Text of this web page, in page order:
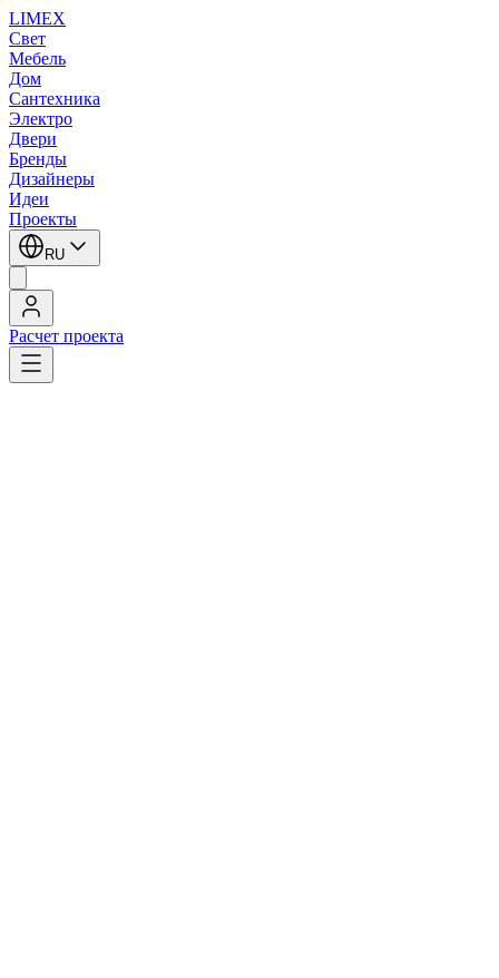
LIMEX
Свет
Мебель
Дом
Сантехника
Электро
Двери
Бренды
Дизайнеры
Идеи
Проекты
RU
Расчет проекта